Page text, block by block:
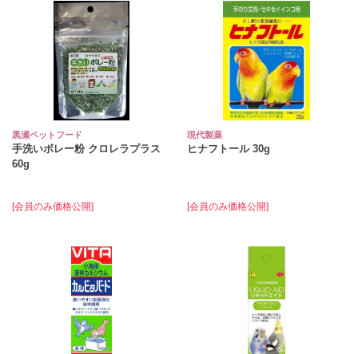
黒瀬ペットフード
手洗いボレー粉 クロレラプラス
60g
[会員のみ価格公開]
現代製薬
ヒナフトール 30g
[会員のみ価格公開]